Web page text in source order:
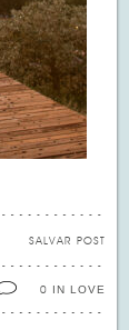
SALVAR POST
0 IN LOVE